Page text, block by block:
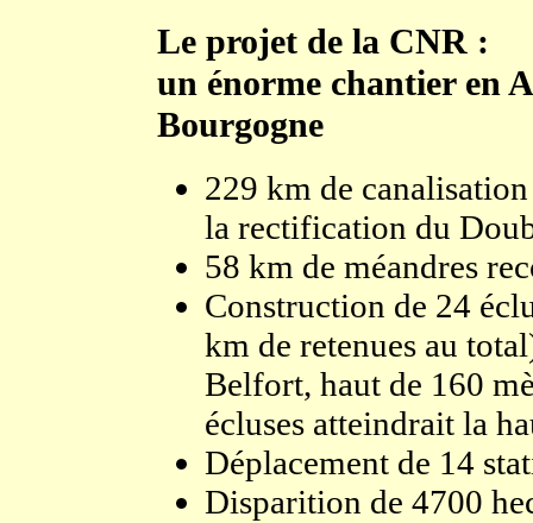
Le projet de la CNR :
un énorme chantier en
Bourgogne
229 km de
la rectification du
58 km de méandres
Construction de 24
km de retenues au
Belfort, haut de 160
écluses atteindrait la
Déplacement de 14
Disparition de 4700